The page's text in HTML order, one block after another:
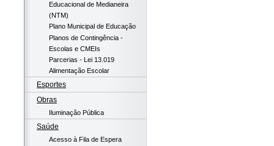
Educacional de Medianeira
(NTM)
Plano Municipal de Educação
Planos de Contingência -
Escolas e CMEIs
Parcerias - Lei 13.019
Alimentação Escolar
Esportes
Obras
Iluminação Pública
Saúde
Acesso à Fila de Espera